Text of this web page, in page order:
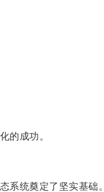
的成功。
统奠定了坚实基础。